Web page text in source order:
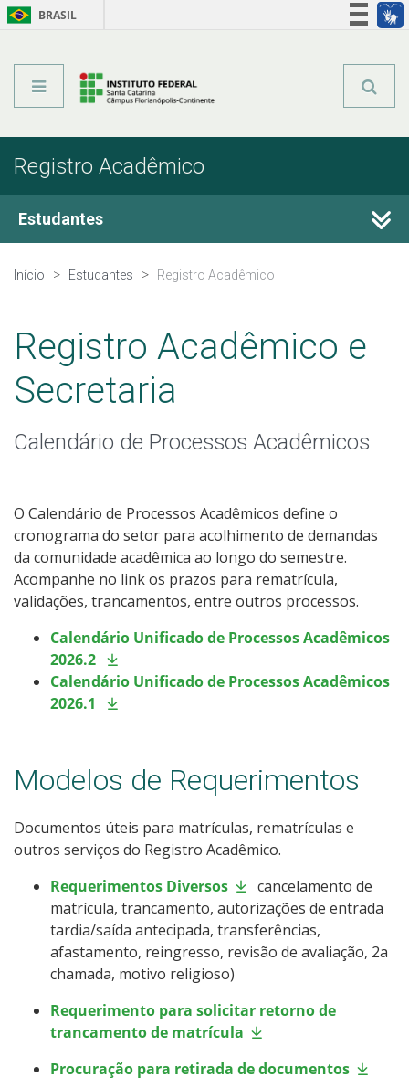
BRASIL
Registro Acadêmico
Estudantes
Calendário Acadêmico
Documentos Úteis
Orientações Cursos Idiomas
Agenda das Salas
Horário dos Professores
Oportunidades
Estágio
Sistemas Acadêmicos
Intercâmbio Estudantil
Ações Inclusivas
Início Estudantes Registro Acadêmico
Registro Acadêmico e
Secretaria
Calendário de Processos Acadêmicos
O Calendário de Processos Acadêmicos define o
cronograma do setor para acolhimento de demandas
da comunidade acadêmica ao longo do semestre.
Acompanhe no link os prazos para rematrícula,
validações, trancamentos, entre outros processos.
Calendário Unificado de Processos Acadêmicos
2026.2
Calendário Unificado de Processos Acadêmicos
2026.1
Modelos de Requerimentos
Documentos úteis para matrículas, rematrículas e
outros serviços do Registro Acadêmico.
Requerimentos Diversos
cancelamento de
matrícula, trancamento, autorizações de entrada
tardia/saída antecipada, transferências,
afastamento, reingresso, revisão de avaliação, 2a
chamada, motivo religioso)
Requerimento para solicitar retorno de
trancamento de matrícula
Procuração para retirada de documentos